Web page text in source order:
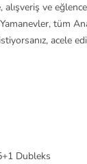
alışveriş ve
tüm
acele
Dubleks